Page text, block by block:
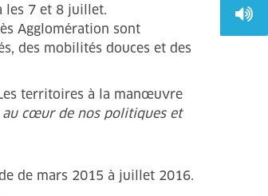
les 7 et 8 juillet.
Agglomération sont
des mobilités douces et des
territoires à la manœuvre
cœur de nos politiques et
de mars 2015 à juillet 2016.